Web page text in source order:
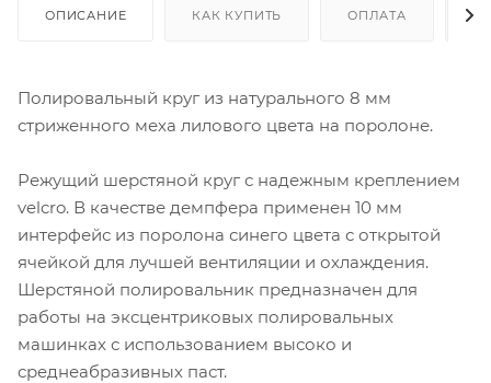
ОПИСАНИЕ КАК КУПИТЬ ОПЛАТА
Полировальный круг из натурального 8 мм
стриженного меха лилового цвета на поролоне.
Режущий шерстяной круг с надежным креплением
velcro. В качестве демпфера применен 10 мм
интерфейс из поролона синего цвета с открытой
ячейкой для лучшей вентиляции и охлаждения.
Шерстяной полировальник предназначен для
работы на эксцентриковых полировальных
машинках с использованием высоко и
среднеабразивных паст.